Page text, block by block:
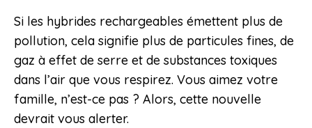
Si les hybrides rechargeables émettent plus de
pollution, cela signifie plus de particules fines, de
gaz à effet de serre et de substances toxiques
dans l’air que vous respirez. Vous aimez votre
famille, n’est-ce pas ? Alors, cette nouvelle
devrait vous alerter.